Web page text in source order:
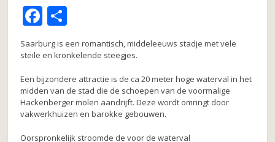
F
a
c
e
b
o
o
el
e
n
Saarburg is een romantisch, middeleeuws stadje met vele
steile en kronkelende steegjes.
Een bijzondere attractie is de ca 20 meter hoge waterval in het
midden van de stad die de schoepen van de voormalige
Hackenberger molen aandrijft. Deze wordt omringt door
vakwerkhuizen en barokke gebouwen.
Oorspronkelijk stroomde de voor de waterval